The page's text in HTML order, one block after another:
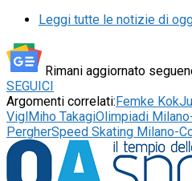
Leggi tutte le notizie di
Rimani aggiornato
SEGUICI
Argomenti correlati:Femke Kok
ViglMiho TakagiOlimpiadi
PergherSpeed Skating Milano-